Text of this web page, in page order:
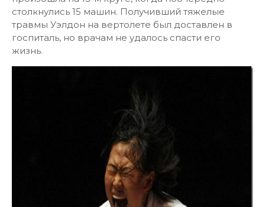
столкнулись 15 машин. Получивший тяжелые
травмы Уэлдон на вертолете был доставлен в
госпиталь, но врачам не удалось спасти его
жизнь.